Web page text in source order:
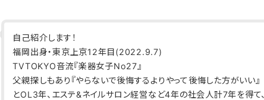
自己紹介します！
福岡出身・東京上京12年目(2022.9.7)
TVTOKYO音流『楽器女子No27』
父親探しもあり『やらないで後悔するよりやって後悔した方がいい』
とOL3年、エステ&ネイルサロン経営など4年の社会人計7年を得て、